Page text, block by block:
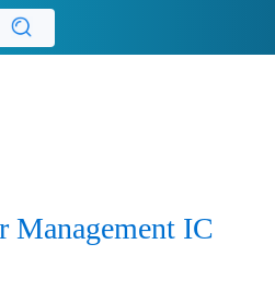
Management IC